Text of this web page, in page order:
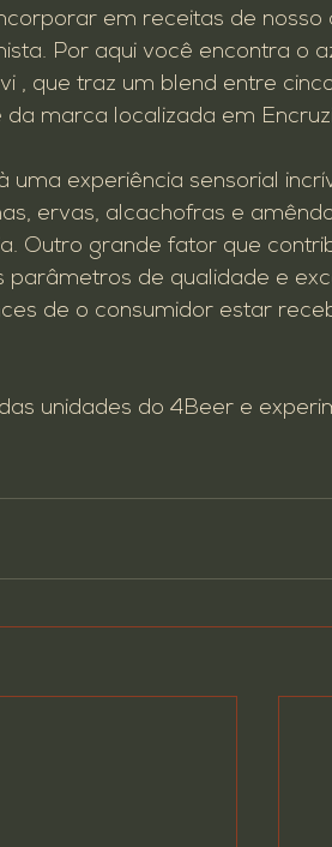
em receitas de nosso
Por aqui você encontra o
, que traz um blend entre
marca localizada em
experiência sensorial
ervas, alcachofras e
Outro grande fator que
de qualidade e
de o consumidor estar
unidades do 4Beer e